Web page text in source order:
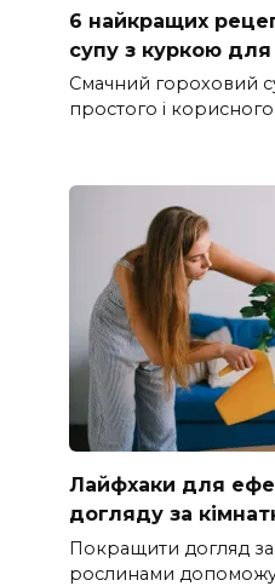
6 найкращих
супу з куркою
Смачний гороховий
простого і корисного
Лайфхаки для
догляду за
Покращити догляд
рослинами